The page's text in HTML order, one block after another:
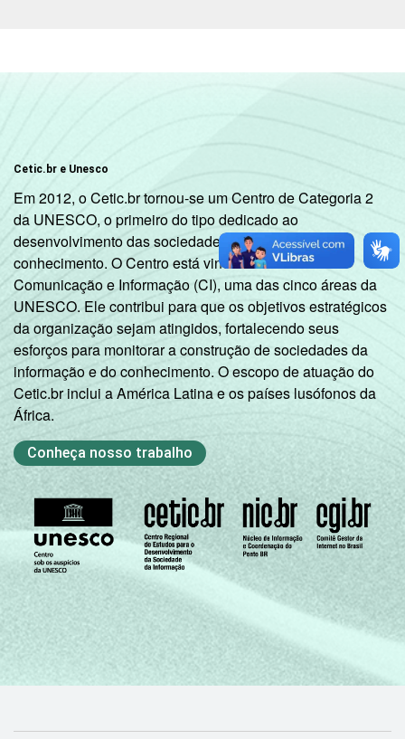
Cetic.br e Unesco
Em 2012, o Cetic.br tornou-se um Centro de Categoria 2
da UNESCO, o primeiro do tipo dedicado ao
desenvolvimento das sociedades da informação e do
conhecimento. O Centro está vinculado ao Setor de
Comunicação e Informação (CI), uma das cinco áreas da
UNESCO. Ele contribui para que os objetivos estratégicos
da organização sejam atingidos, fortalecendo seus
esforços para monitorar a construção de sociedades da
informação e do conhecimento. O escopo de atuação do
Cetic.br inclui a América Latina e os países lusófonos da
África.
Conheça nosso trabalho